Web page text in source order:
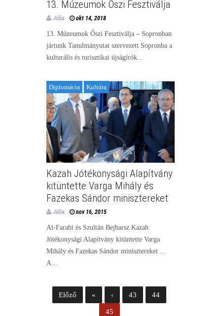
13. Múzeumok Őszi Fesztiválja
Júlia okt 14, 2018
13. Múzeumok Őszi Fesztiválja – Sopronban
jártunk Tanulmányutat szervezett Sopronba a
kulturális és turisztikai újságírók...
Diplomácia Kultúra
Kazah Jótékonysági Alapítvány
kitüntette Varga Mihály és
Fazekas Sándor minisztereket
Júlia nov 16, 2015
Al-Farabi és Szultán Bejbarsz Kazah
Jótékonysági Alapítvány kitüntette Varga
Mihály és Fazekas Sándor minisztereket …
A...
Előző « ‹ 43 44
45